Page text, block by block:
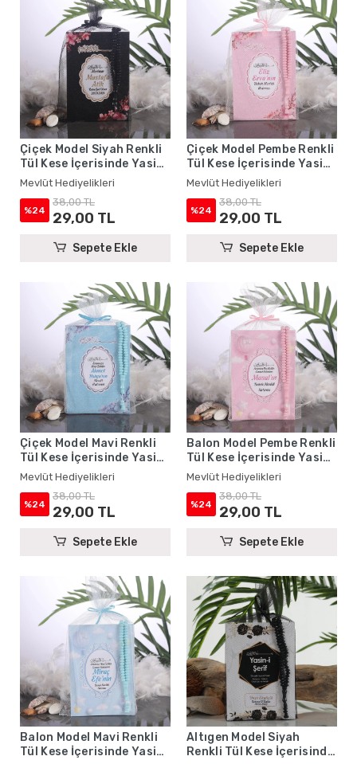
Çiçek Model Siyah Renkli
Tül Kese İçerisinde Yasin
Kitabı ve Tesbih - Mevlüt
Hediyelikleri
Mevlüt Hediyelikleri
%24
38,00 TL
29,00 TL
Sepete Ekle
Çiçek Model Pembe Renkli
Tül Kese İçerisinde Yasin
Kitabı ve Tesbih - Mevlüt
Hediyelikleri
Mevlüt Hediyelikleri
%24
38,00 TL
29,00 TL
Sepete Ekle
Çiçek Model Mavi Renkli
Tül Kese İçerisinde Yasin
Kitabı ve Tesbih - Mevlüt
Hediyelikleri
Mevlüt Hediyelikleri
%24
38,00 TL
29,00 TL
Sepete Ekle
Balon Model Pembe Renkli
Tül Kese İçerisinde Yasin
Kitabı ve Tesbih - Mevlüt
Hediyelikleri
Mevlüt Hediyelikleri
%24
38,00 TL
29,00 TL
Sepete Ekle
Balon Model Mavi Renkli
Tül Kese İçerisinde Yasin
Altıgen Model Siyah
Renkli Tül Kese İçerisinde